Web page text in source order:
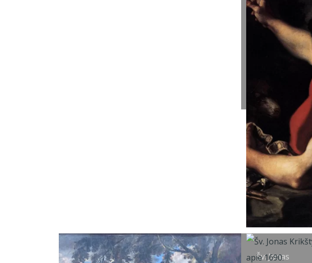
Krikštytojo
nukirsdinimas.
Giovanni
Šv. Jonas